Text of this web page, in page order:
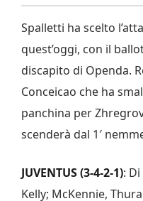
Spalletti ha scelto
quest’oggi, con il
discapito di Openda.
Conceicao che ha
panchina per
scenderà dal 1′
JUVENTUS (3-4-2-1):
Kelly; McKennie,